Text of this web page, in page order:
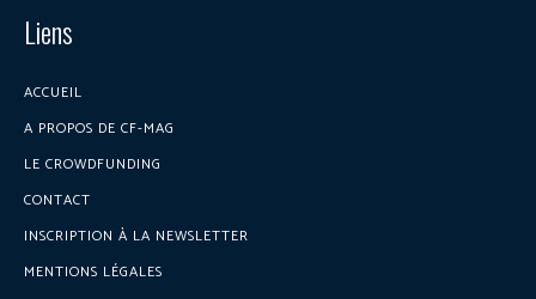
Liens
ACCUEIL
A PROPOS DE CF-MAG
LE CROWDFUNDING
CONTACT
INSCRIPTION À LA NEWSLETTER
MENTIONS LÉGALES